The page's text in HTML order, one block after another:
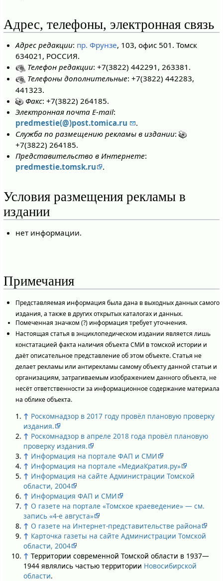
Адрес, телефоны, электронная связь
Адрес редакции: пр. Фрунзе, 103, офис 501. Томск
634021, РОССИЯ.
Телефон редакции: +7(3822) 442291, 263381.
Телефоны дополнительные: +7(3822) 442283,
441323.
Факс: +7(3822) 264185.
Электронная почта E-mail:
predmestie(@)post.tomica.ru
.
Служба по размещению рекламы в издании:
+7(3822) 264185.
Представительство в Интернете:
predmestie.tomsk.ru
.
Условия размещения рекламы в
издании
нет информации.
Примечания
Представляемая информация была дана в выходных данных самого
издания, а также в других открытых каталогах и данных.
Помеченная значком (?) информация требует уточнения.
Настоящая статья в энциклопедическом издании является лишь
констатацией факта наличия объекта СМИ в томской истории и
даёт описательное представление об этом объекте. Статья не
делает рекламы или антирекламы самому объекту данной статьи и
организациям, затрагиваемым изображением данного объекта, не
несёт ответственности за информационное содержание материала
на облике объекта.
↑ Роскомнадзор в 2017 году провёл плановую проверку
издания.
↑ Роскомнадзор в апреле 2018 года провёл плановую
проверку издания.
↑ Информация на портале ФАП и СМИ
↑ Информация на портале «МедиаКратия.ру»
↑ Информация на сайте Администрации Томской
области, 2004
↑ Информация ФАП и СМИ
↑ О газете на портале «Томское краеведение» — см.
запись «4-е августа»
↑ О газете на Интернет-представительстве района
↑ Карточка газеты на сайте Администрации Томской
области, 2004
↑ Территории современной Томской области в 1937—
1944 являлись частью территории Новосибирской
области.